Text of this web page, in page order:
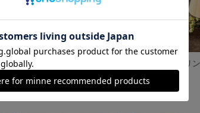
花びらギュッと猫リング
展示中
ピンクの花のリ
展示中